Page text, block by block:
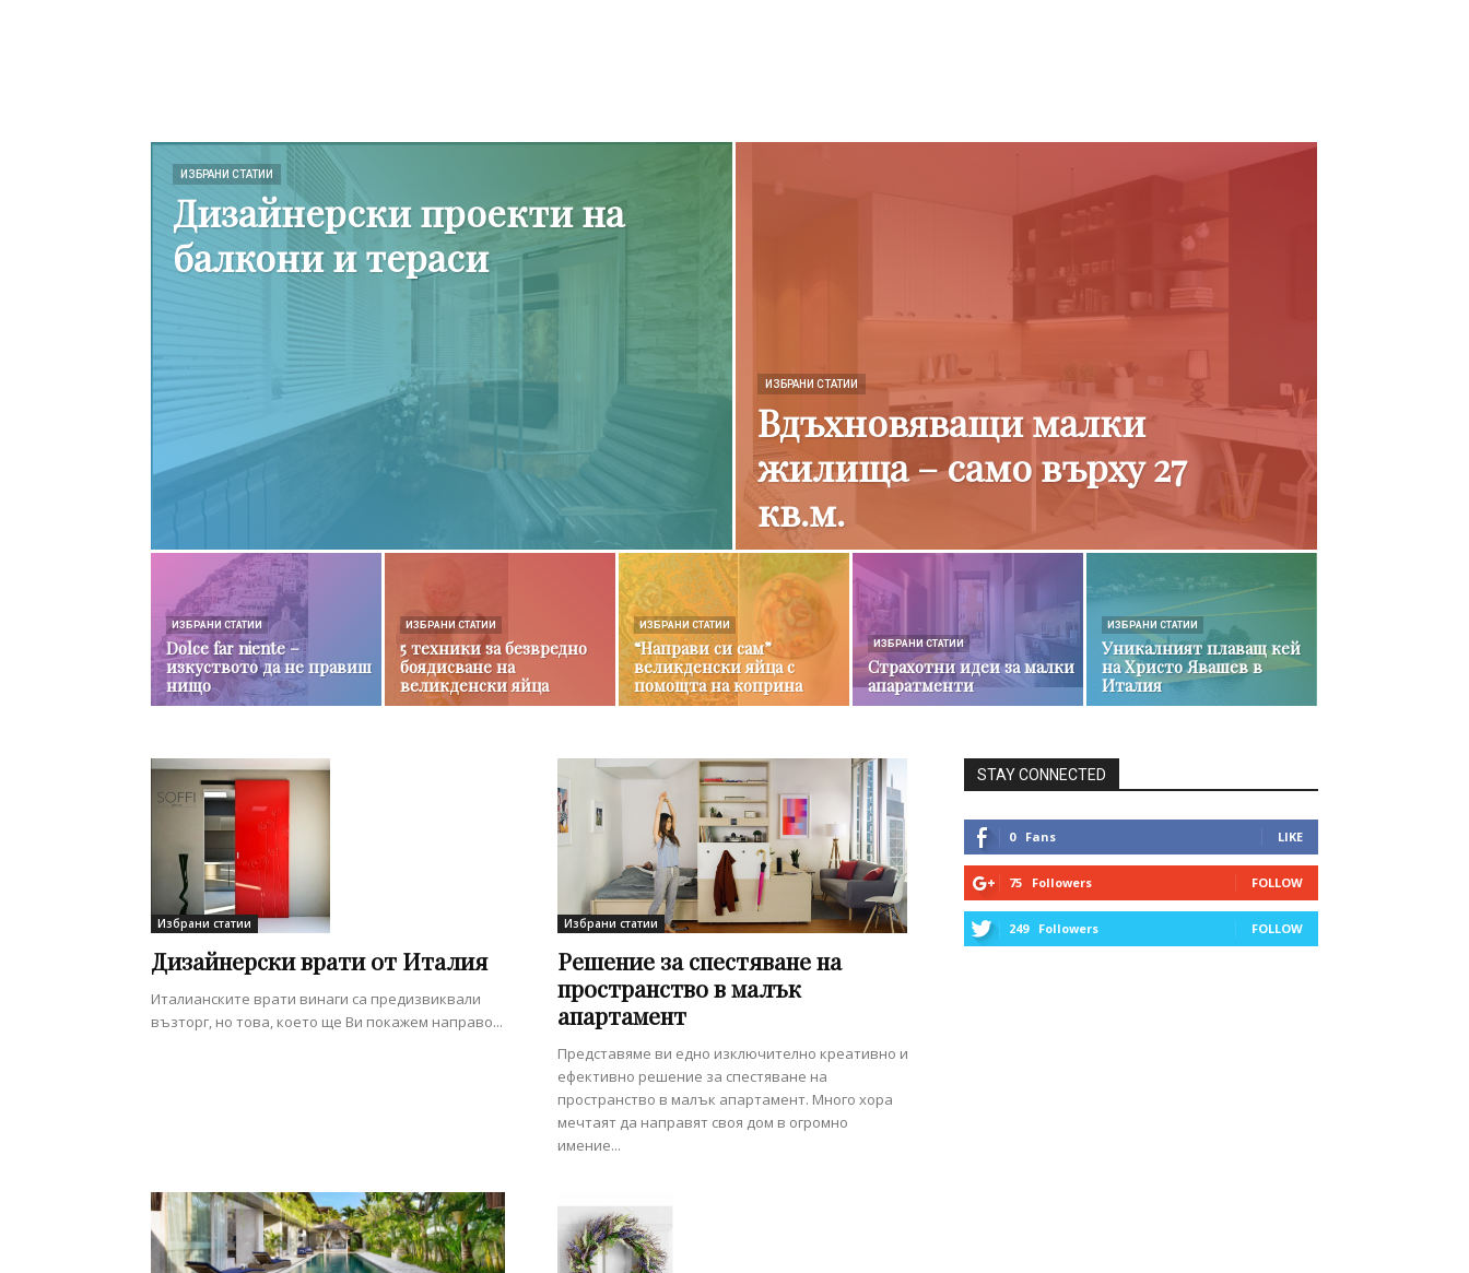
ИЗБРАНИ СТАТИИ
Дизайнерски проекти на
балкони и тераси
ИЗБРАНИ СТАТИИ
Вдъхновяващи малки
жилища – само върху 27
кв.м.
ИЗБРАНИ СТАТИИ
Dolce far niente –
изкуството да не правиш
нищо
ИЗБРАНИ СТАТИИ
5 техники за безвредно
боядисване на
великденски яйца
ИЗБРАНИ СТАТИИ
“Направи си сам”
великденски яйца с
помощта на коприна
ИЗБРАНИ СТАТИИ
Страхотни идеи за малки
апаратменти
ИЗБРАНИ СТАТИИ
Уникалният плаващ кей
на Христо Явашев в
Италия
Избрани статии
Дизайнерски врати от Италия
Италианските врати винаги са предизвиквали
възторг, но това, което ще Ви покажем направо...
Избрани статии
Решение за спестяване на
пространство в малък
апартамент
Представяме ви едно изключително креативно и
ефективно решение за спестяване на
пространство в малък апартамент. Много хора
мечтаят да направят своя дом в огромно
имение...
STAY CONNECTED
0 Fans LIKE
75 Followers FOLLOW
249 Followers FOLLOW